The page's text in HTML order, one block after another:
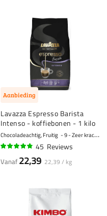
Aanbieding
Lavazza Espresso Barista
Intenso - koffiebonen - 1 kilo
Chocoladeachtig, Fruitig 9 - Zeer krachtig
45 Reviews
Vanaf 22,39 22,39 / kg